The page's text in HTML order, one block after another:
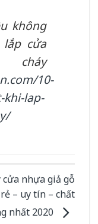
không
cửa
10-
khi-lap-
nhựa giả gỗ
– uy tín – chất
nhất 2020